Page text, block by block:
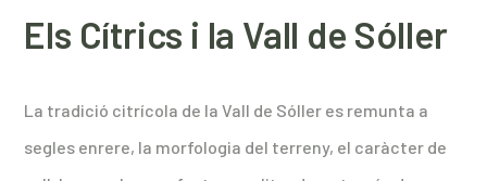
Els Cítrics i la Vall de Sóller
La tradició citrícola de la Vall de Sóller es remunta a
segles enrere, la morfologia del terreny, el caràcter de